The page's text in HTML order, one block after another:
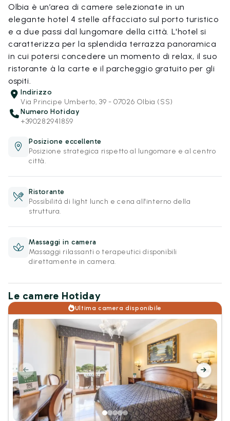
Olbia è un’area di camere selezionate in un
elegante hotel 4 stelle affacciato sul porto turistico
e a due passi dal lungomare della città. L'hotel si
caratterizza per la splendida terrazza panoramica
in cui potersi concedere un momento di relax, il suo
ristorante à la carte e il parcheggio gratuito per gli
ospiti.
Indirizzo
Via Principe Umberto, 39 - 07026 Olbia (SS)
Numero Hotiday
+390282941859
Posizione eccellente
Posizione strategica rispetto al lungomare e al centro
città.
Ristorante
Possibilitá di light lunch e cena all'interno della
struttura.
Massaggi in camera
Massaggi rilassanti o terapeutici disponibili
direttamente in camera.
Le camere Hotiday
Ultima camera disponibile